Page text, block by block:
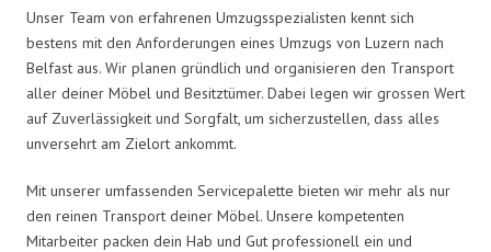
Unser Team von erfahrenen Umzugsspezialisten kennt sich
bestens mit den Anforderungen eines Umzugs von Luzern nach
Belfast aus. Wir planen gründlich und organisieren den Transport
aller deiner Möbel und Besitztümer. Dabei legen wir grossen Wert
auf Zuverlässigkeit und Sorgfalt, um sicherzustellen, dass alles
unversehrt am Zielort ankommt.
Mit unserer umfassenden Servicepalette bieten wir mehr als nur
den reinen Transport deiner Möbel. Unsere kompetenten
Mitarbeiter packen dein Hab und Gut professionell ein und